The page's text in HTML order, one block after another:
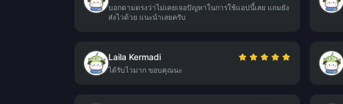
บอกตามตรงว่าไม่เคยเจอปัญหาในการใช้แอปนี้เลย แถมยัง
ส่งไวด้วย แนะนำเลยครับ
Laila Kermadi
ได้รับไวมาก ขอบคุณนะ